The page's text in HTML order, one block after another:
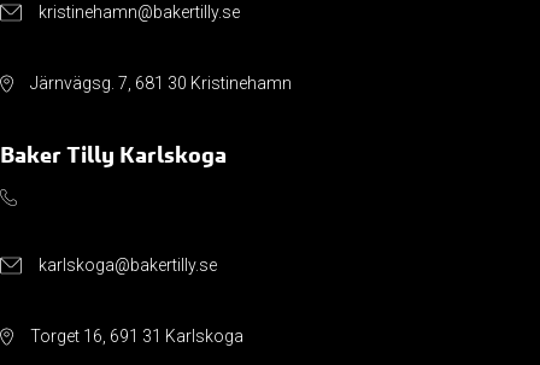
kristinehamn@bakertilly.se
Järnvägsg. 7, 681 30 Kristinehamn
Baker Tilly Karlskoga
karlskoga@bakertilly.se
Torget 16, 691 31 Karlskoga